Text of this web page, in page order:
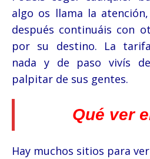
algo os llama la
después continuáis con
por su destino. La
nada y de paso vivís
palpitar de sus gentes.
Qué ver
Hay muchos sitios para